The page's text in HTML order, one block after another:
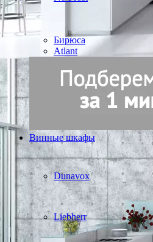
Бирюса
Atlant
Винные шкафы
Dunavox
Liebherr